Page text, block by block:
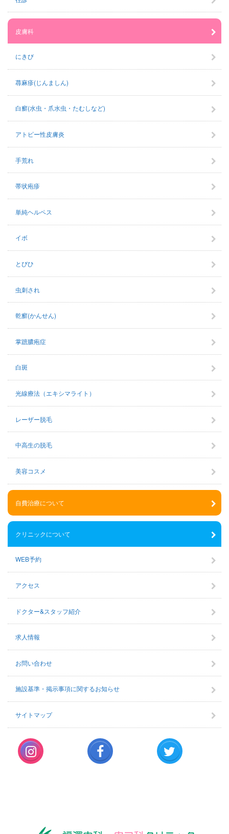
皮膚科
にきび
蕁麻疹(じんましん)
白癬(水虫・爪水虫・たむしなど)
アトピー性皮膚炎
手荒れ
帯状疱疹
単純ヘルペス
イボ
とびひ
虫刺され
乾癬(かんせん)
掌蹠膿疱症
白斑
光線療法（エキシマライト）
レーザー脱毛
中高生の脱毛
美容コスメ
自費治療について
クリニックについて
WEB予約
アクセス
ドクター&スタッフ紹介
求人情報
お問い合わせ
施設基準・掲示事項に関するお知らせ
サイトマップ